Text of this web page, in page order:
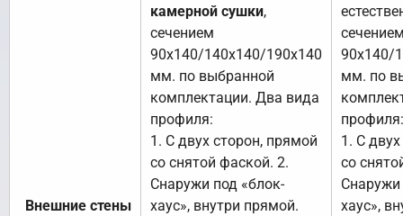
Внешние стены
камерной сушки,
сечением
90х140/140х140/190х140
мм. по выбранной
комплектации. Два вида
профиля:
1. С двух сторон, прямой
со снятой фаской. 2.
Снаружи под «блок-
хаус», внутри прямой.
90х140/
мм. по
1. С
со
Снаружи
хаус»,